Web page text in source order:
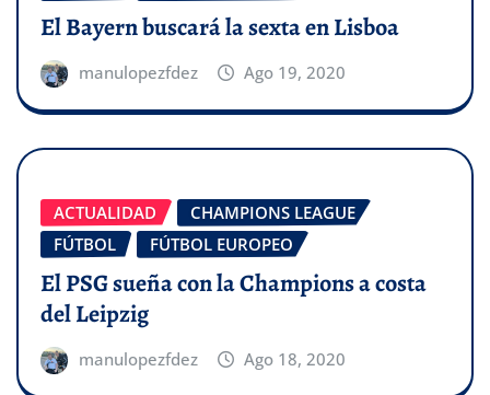
El Bayern buscará la sexta en Lisboa
manulopezfdez Ago 19, 2020
ACTUALIDAD
CHAMPIONS LEAGUE
FÚTBOL
FÚTBOL EUROPEO
El PSG sueña con la Champions a costa
del Leipzig
manulopezfdez Ago 18, 2020